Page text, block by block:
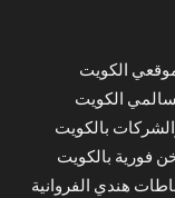
الكويت
الكويت
بالكويت
فورية بالكويت
هندي الفروانية